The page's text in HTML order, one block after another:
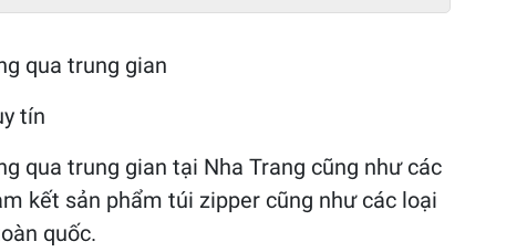
qua trung gian
tín
qua trung gian tại Nha Trang cũng như các
kết sản phẩm túi zipper cũng như các loại
quốc.